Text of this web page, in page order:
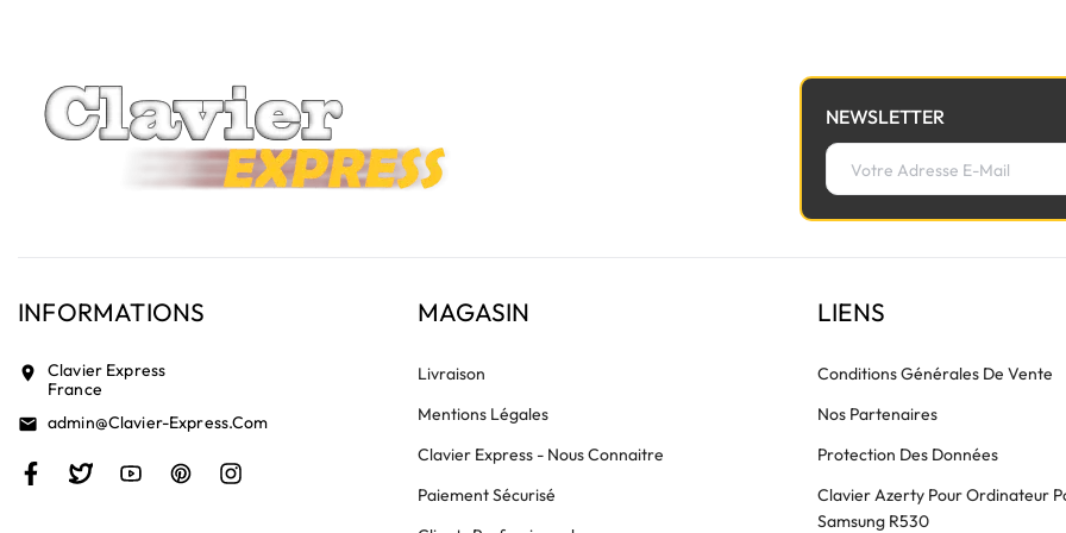
NEWSLETTER
INFORMATIONS
location_on
Clavier Express
France
email Admin@clavier-Express.com
MAGASIN
Livraison
Mentions Légales
Clavier Express - Nous Connaitre
Paiement Sécurisé
LIENS
Conditions Générales De Vente
Nos Partenaires
Protection Des Données
Clavier Azerty Pour Ordinateur
Samsung R530